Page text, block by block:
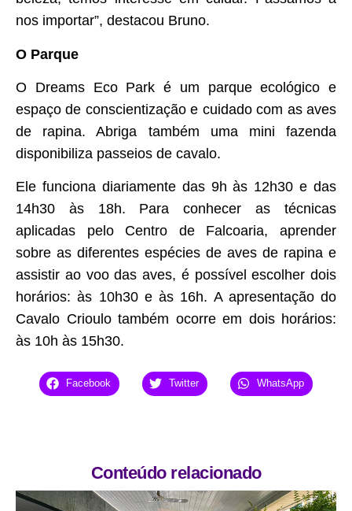
nos importar”, destacou Bruno.
O Parque
O Dreams Eco Park é um parque ecológico e
espaço de conscientização e cuidado com as aves
de rapina. Abriga também uma mini fazenda
disponibiliza passeios de cavalo.
Ele funciona diariamente das 9h às 12h30 e das
14h30 às 18h. Para conhecer as técnicas
aplicadas pelo Centro de Falcoaria, aprender
sobre as diferentes espécies de aves de rapina e
assistir ao voo das aves, é possível escolher dois
horários: às 10h30 e às 16h. A apresentação do
Cavalo Crioulo também ocorre em dois horários:
às 10h às 15h30.
Facebook Twitter WhatsApp
Conteúdo relacionado